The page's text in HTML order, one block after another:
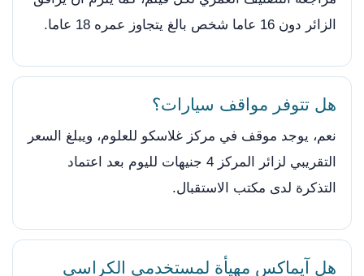
الزائر دون 16 عاما شخص بالغ يتجاوز عمره 18 عاما.
هل تتوفر مواقف سيارات؟
نعم، يوجد موقف في مركز غلاسكو للعلوم، ويبلغ السعر
التقريبي لزائر المركز 4 جنيهات لليوم بعد اعتماد
التذكرة لدى مكتب الاستقبال.
هل آيماكس مهيأة لمستخدمي الكراسي